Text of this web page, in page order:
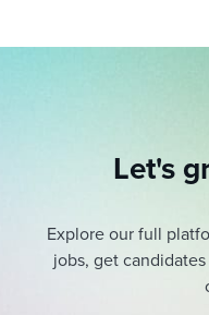
Let's
Explore our full
jobs, get